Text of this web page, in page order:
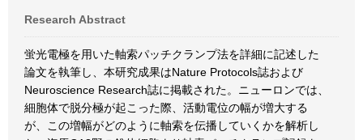
Research Abstract
蛍光電極を用いた軸索パッチクランプ法を詳細に記述した
論文を執筆し、本研究成果はNature Protocols誌および
Neuroscience Research誌に掲載された。ニューロンでは、
細胞体で脱分極が起こった際、活動電位の幅が増大する
が、この増幅がどのように軸索を伝播していくかを解析し